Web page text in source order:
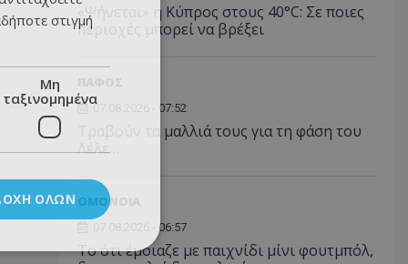
«Ψήνεται» η Κύπρος στους 40°C: Σε ποιες
περιοχές μπορεί να βρέξει
07.08.2026 - 07:52
Τραβούν τα μαλλιά τους για τη φάση του
Λέλε…
ΟΜΟΝΟΙΑ
07.08.2026 - 06:57
Το ότι έμοιαζε με παιχνίδι μίνι φουτμπόλ,
στιγμή
Μη
ταξινομημένα
ΌΛΩΝ